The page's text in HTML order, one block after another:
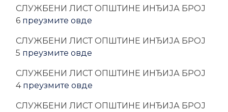
CЛУЖБЕНИ ЛИСТ ОПШТИНЕ ИНЂИЈА БРОЈ
6 преузмите овде
CЛУЖБЕНИ ЛИСТ ОПШТИНЕ ИНЂИЈА БРОЈ
5 преузмите овде
CЛУЖБЕНИ ЛИСТ ОПШТИНЕ ИНЂИЈА БРОЈ
4 преузмите овде
CЛУЖБЕНИ ЛИСТ ОПШТИНЕ ИНЂИЈА БРОЈ